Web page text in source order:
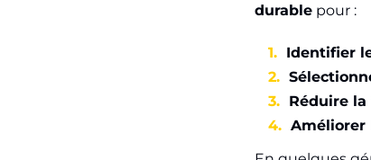
durable pour :
Identifier
Réduire
Améliorer